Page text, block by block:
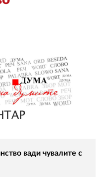
вади чувалите с